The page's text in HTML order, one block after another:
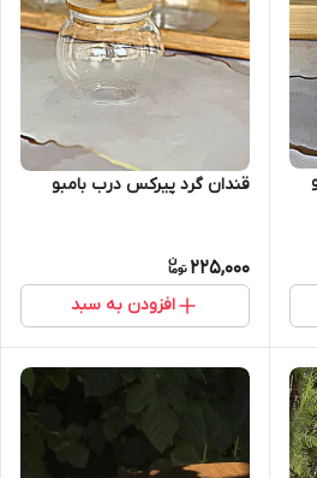
قندان گرد پیرکس درب بامبو
225,000
افزودن به سبد